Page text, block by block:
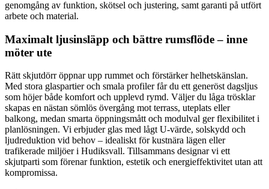
genomgång av funktion, skötsel och justering, samt garanti på utfört
arbete och material.
Maximalt ljusinsläpp och bättre rumsflöde – inne
möter ute
Rätt skjutdörr öppnar upp rummet och förstärker helhetskänslan.
Med stora glaspartier och smala profiler får du ett generöst dagsljus
som höjer både komfort och upplevd rymd. Väljer du låga trösklar
skapas en nästan sömlös övergång mot terrass, uteplats eller
balkong, medan smarta öppningsmått och modulval ger flexibilitet i
planlösningen. Vi erbjuder glas med lågt U-värde, solskydd och
ljudreduktion vid behov – idealiskt för kustnära lägen eller
trafikerade miljöer i Hudiksvall. Tillsammans designar vi ett
skjutparti som förenar funktion, estetik och energieffektivitet utan att
kompromissa.